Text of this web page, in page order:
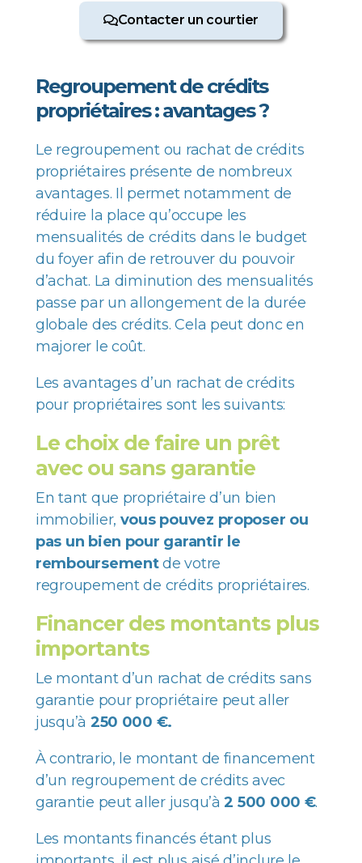
Contacter un courtier
Regroupement de crédits
propriétaires : avantages ?
Le regroupement ou rachat de crédits
propriétaires présente de nombreux
avantages. Il permet notamment de
réduire la place qu’occupe les
mensualités de crédits dans le budget
du foyer afin de retrouver du pouvoir
d’achat. La diminution des mensualités
passe par un allongement de la durée
globale des crédits. Cela peut donc en
majorer le coût.
Les avantages d’un rachat de crédits
pour propriétaires sont les suivants:
Le choix de faire un prêt
avec ou sans garantie
En tant que propriétaire d’un bien
immobilier, vous pouvez proposer ou
pas un bien pour garantir le
remboursementde votre
regroupement de crédits propriétaires.
Financer des montants plus
importants
Le montant d’un rachat de crédits sans
garantie pour propriétaire peut aller
jusqu’à 250 000 €.
À contrario, le montant de financement
d’un regroupement de crédits avec
garantie peut aller jusqu’à2 500 000 €.
Les montants financés étant plus